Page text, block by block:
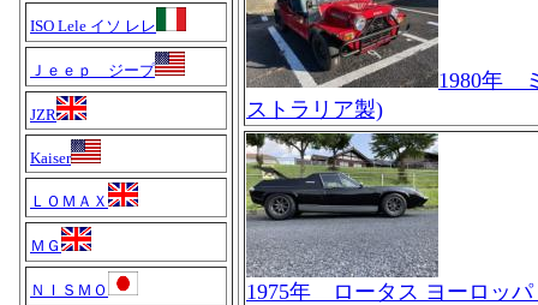
ISO Lele イソ レレ
Ｊｅｅｐ ジープ
JZR
Kaiser
ＬＯＭＡＸ
ＭＧ
ＮＩＳＭＯ
1980年
ストラリア製)
1975年 ロータス ヨーロッ